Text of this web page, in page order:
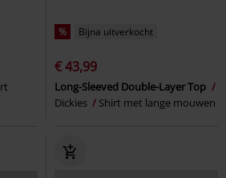
% Bijna uitverkocht
€ 43,99
Long-Sleeved Double-Layer Top
Dickies
Shirt met lange mouwen